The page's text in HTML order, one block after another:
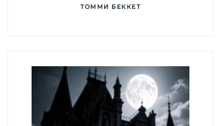
ТОММИ БЕККЕТ